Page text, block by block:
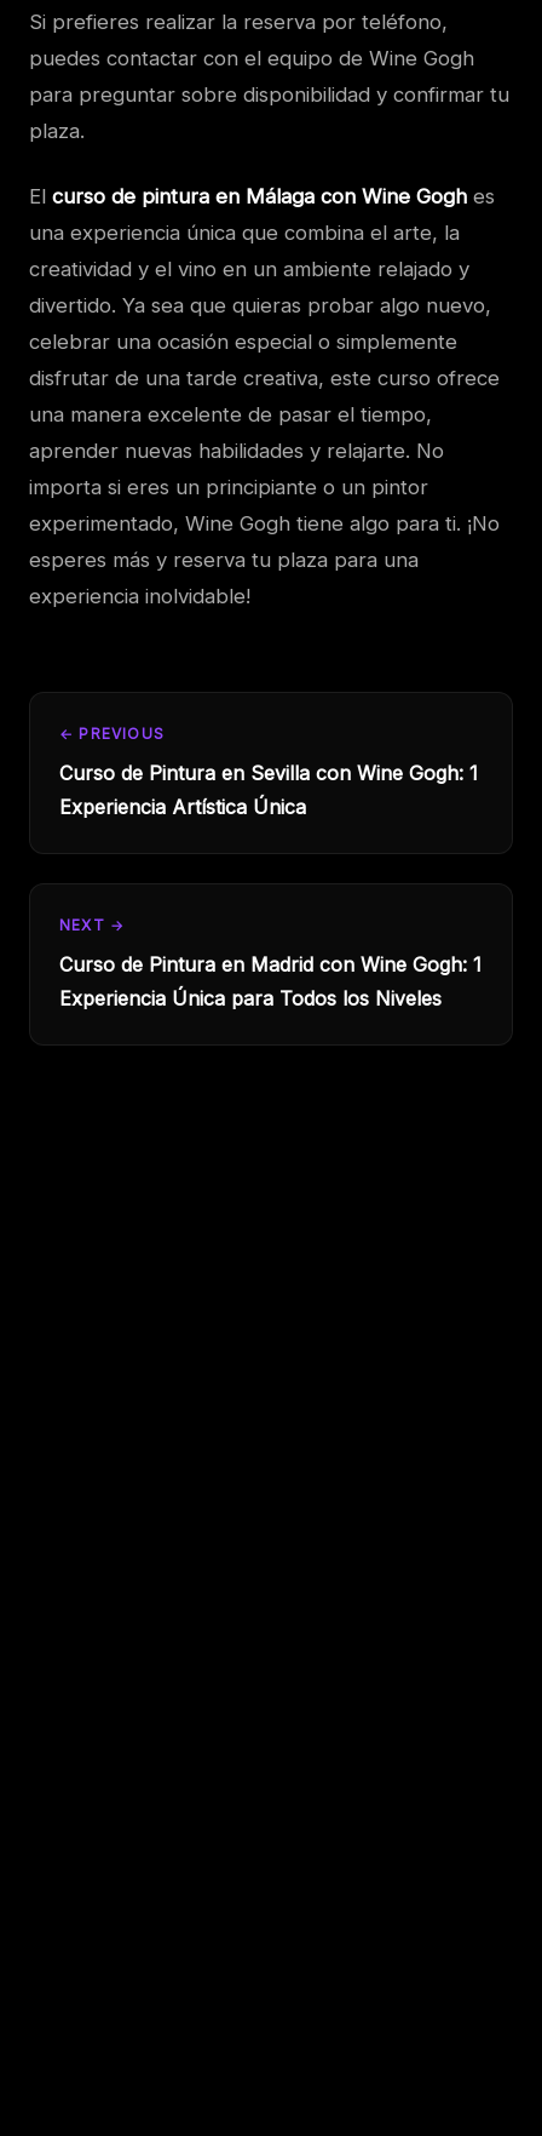
Si prefieres realizar la reserva por teléfono,
puedes contactar con el equipo de Wine Gogh
para preguntar sobre disponibilidad y confirmar tu
plaza.
El curso de pintura en Málaga con Wine Gogh es
una experiencia única que combina el arte, la
creatividad y el vino en un ambiente relajado y
divertido. Ya sea que quieras probar algo nuevo,
celebrar una ocasión especial o simplemente
disfrutar de una tarde creativa, este curso ofrece
una manera excelente de pasar el tiempo,
aprender nuevas habilidades y relajarte. No
importa si eres un principiante o un pintor
experimentado, Wine Gogh tiene algo para ti. ¡No
esperes más y reserva tu plaza para una
experiencia inolvidable!
← PREVIOUS
Curso de Pintura en Sevilla con Wine Gogh: 1
Experiencia Artística Única
NEXT →
Curso de Pintura en Madrid con Wine Gogh: 1
Experiencia Única para Todos los Niveles